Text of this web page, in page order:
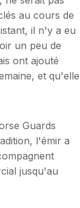
au cours de
il n'y a eu
un peu de
ont ajouté
et qu'elle
Guards
l'émir a
jusqu'au